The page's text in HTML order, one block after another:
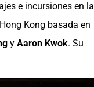
e incursiones en la
Kong basada en
y Aaron Kwok. Su